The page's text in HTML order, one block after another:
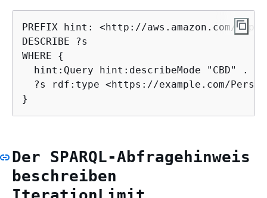
PREFIX hint: <http://aws.amazon.com/
DESCRIBE ?s
WHERE {
  hint:Query hint:describeMode "CBD" .
?s rdf:type <https://example.com/
}
Der SPARQL-Abfragehinweis
beschreiben